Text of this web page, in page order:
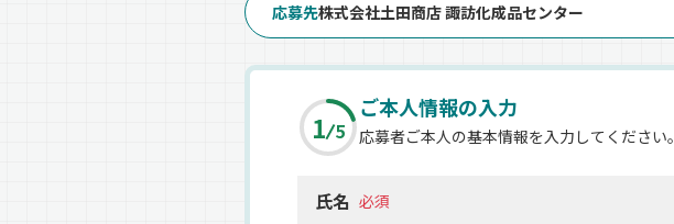
応募先株式会社土田商店 諏訪化成品センター
1 5
ご本人情報の入力
応募者ご本人の基本情報を入力してください。
氏名 必須